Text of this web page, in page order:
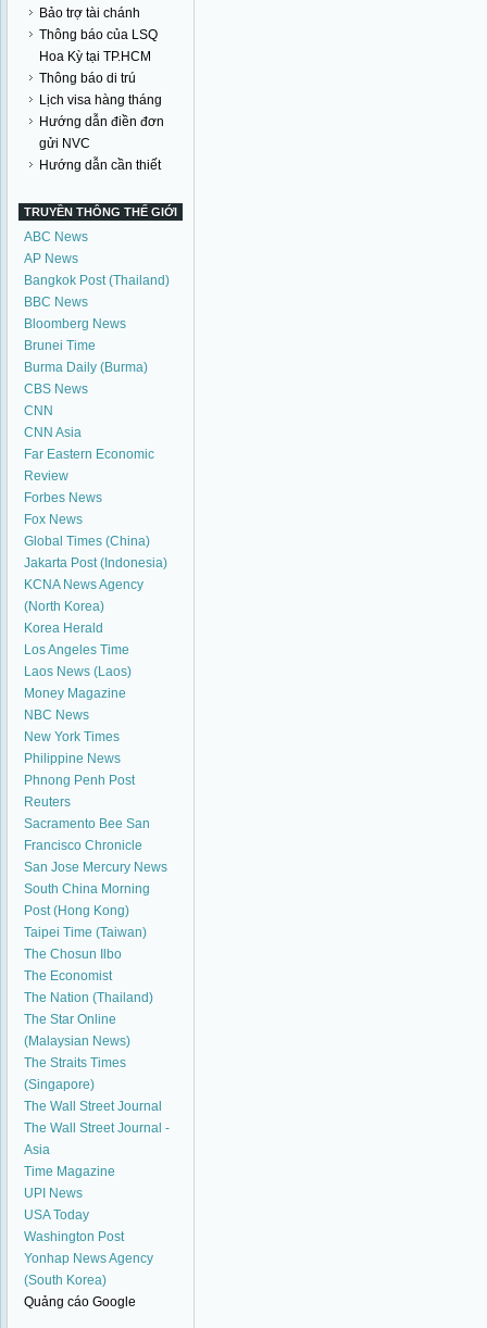
Bảo trợ tài chánh
Thông báo của LSQ
Hoa Kỳ tại TP.HCM
Thông báo di trú
Lịch visa hàng tháng
Hướng dẫn điền đơn
gửi NVC
Hướng dẫn cần thiết
TRUYỀN THÔNG THẾ GIỚI
ABC News
AP News
Bangkok Post (Thailand)
BBC News
Bloomberg News
Brunei Time
Burma Daily (Burma)
CBS News
CNN
CNN Asia
Far Eastern Economic
Review
Forbes News
Fox News
Global Times (China)
Jakarta Post (Indonesia)
KCNA News Agency
(North Korea)
Korea Herald
Los Angeles Time
Laos News (Laos)
Money Magazine
NBC News
New York Times
Philippine News
Phnong Penh Post
Reuters
Sacramento Bee San
Francisco Chronicle
San Jose Mercury News
South China Morning
Post (Hong Kong)
Taipei Time (Taiwan)
The Chosun Ilbo
The Economist
The Nation (Thailand)
The Star Online
(Malaysian News)
The Straits Times
(Singapore)
The Wall Street Journal
The Wall Street Journal -
Asia
Time Magazine
UPI News
USA Today
Washington Post
Yonhap News Agency
(South Korea)
Quảng cáo Google